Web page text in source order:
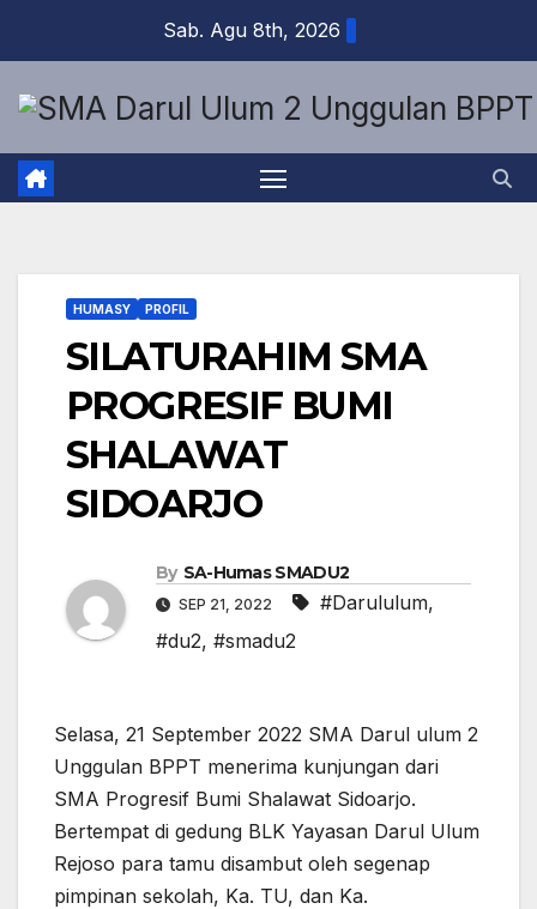
content
Sab. Agu 8th, 2026
HUMASY PROFIL
SILATURAHIM SMA
PROGRESIF BUMI
SHALAWAT
SIDOARJO
By SA-Humas SMADU2
SEP 21, 2022 #Darululum,
#du2, #smadu2
Selasa, 21 September 2022 SMA Darul ulum 2
Unggulan BPPT menerima kunjungan dari
SMA Progresif Bumi Shalawat Sidoarjo.
Bertempat di gedung BLK Yayasan Darul Ulum
Rejoso para tamu disambut oleh segenap
pimpinan sekolah, Ka. TU, dan Ka.